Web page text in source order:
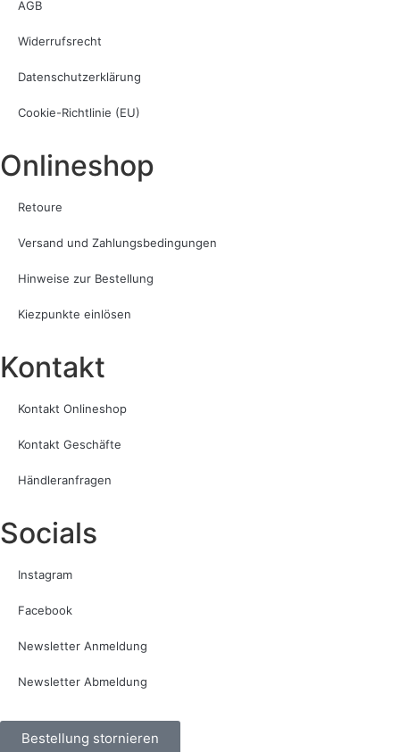
AGB
Widerrufsrecht
Datenschutzerklärung
Cookie-Richtlinie (EU)
Onlineshop
Retoure
Versand und Zahlungsbedingungen
Hinweise zur Bestellung
Kiezpunkte einlösen
Kontakt​
Kontakt Onlineshop
Kontakt Geschäfte
Händleranfragen
Socials
Instagram
Facebook
Newsletter Anmeldung
Newsletter Abmeldung
Bestellung stornieren